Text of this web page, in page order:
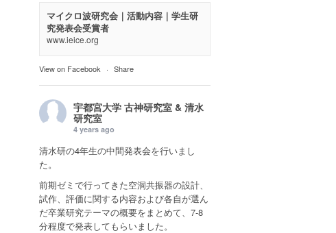
マイクロ波研究会｜活動内容｜学生研
究発表会受賞者
www.ieice.org
View on Facebook · Share
宇都宮大学 古神研究室 & 清水
研究室
4 years ago
清水研の4年生の中間発表会を行いまし
た。
前期ゼミで行ってきた空洞共振器の設計、
試作、評価に関する内容および各自が選ん
だ卒業研究テーマの概要をまとめて、7-8
分程度で発表してもらいました。